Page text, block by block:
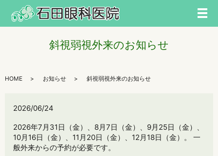
メ
斜視弱視外来のお知らせ
HOME お知らせ 斜視弱視外来のお知らせ
2026/06/24
2026年7月31日（金）、8月7日（金）、9月25日（金）、
10月16日（金）、11月20日（金）、12月18日（金）。 一
般外来からの予約が必要です。